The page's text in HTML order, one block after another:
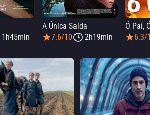
1h45min
A Única Saída
7.6/10
2h19min
Ó Paí,
6.3/